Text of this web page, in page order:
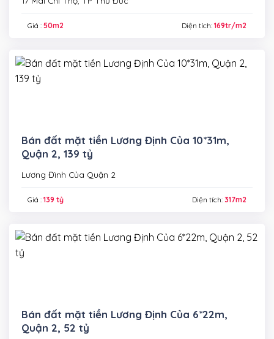
Giá : 50m2 Diện tích:169tr/m2
Bán đất mặt tiền Lương Định Của 10*31m,
Quận 2, 139 tỷ
Lương Đình Của Quận 2
Giá : 139 tỷ Diện tích:317m2
Bán đất mặt tiền Lương Định Của 6*22m,
Quận 2, 52 tỷ